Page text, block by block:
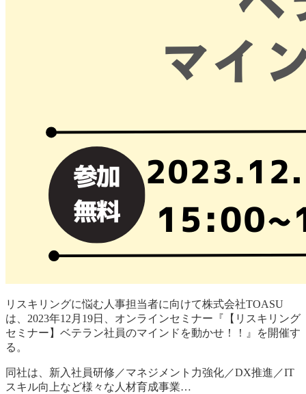
リスキリングに悩む人事担当者に向けて株式会社TOASU
は、2023年12月19日、オンラインセミナー『【リスキリング
セミナー】ベテラン社員のマインドを動かせ！！』を開催す
る。
同社は、新入社員研修／マネジメント力強化／DX推進／IT
スキル向上など様々な人材育成事業…